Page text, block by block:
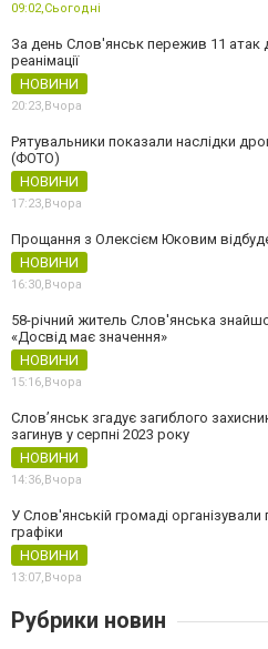
09:02,Сьогодні
За день Слов'янськ пережив 11 атак
реанімації
НОВИНИ
20:23,Вчора
Рятувальники показали наслідки
(ФОТО)
НОВИНИ
17:23,Вчора
Прощання з Олексієм Юковим
НОВИНИ
16:30,Вчора
58-річний житель Слов'янська
«Досвід має значення»
НОВИНИ
15:16,Вчора
Слов’янськ згадує загиблого
загинув у серпні 2023 року
НОВИНИ
14:36,Вчора
У Слов'янській громаді організували
графіки
НОВИНИ
13:07,Вчора
Рубрики новин